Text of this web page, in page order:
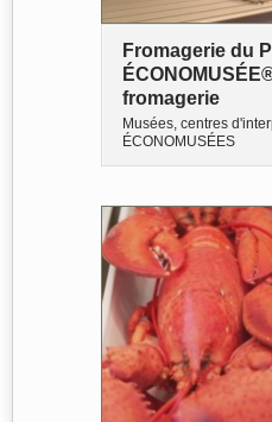
Fromagerie du
fromagerie
Musées, centres
ÉCONOMUSÉES